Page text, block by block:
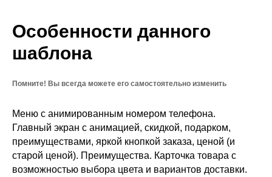
Особенности данного
шаблона
Помните! Вы всегда можете его самостоятельно изменить
Меню с анимированным номером телефона.
Главный экран с анимацией, скидкой, подарком,
преимуществами, яркой кнопкой заказа, ценой (и
старой ценой). Преимущества. Карточка товара с
возможностью выбора цвета и вариантов доставки.